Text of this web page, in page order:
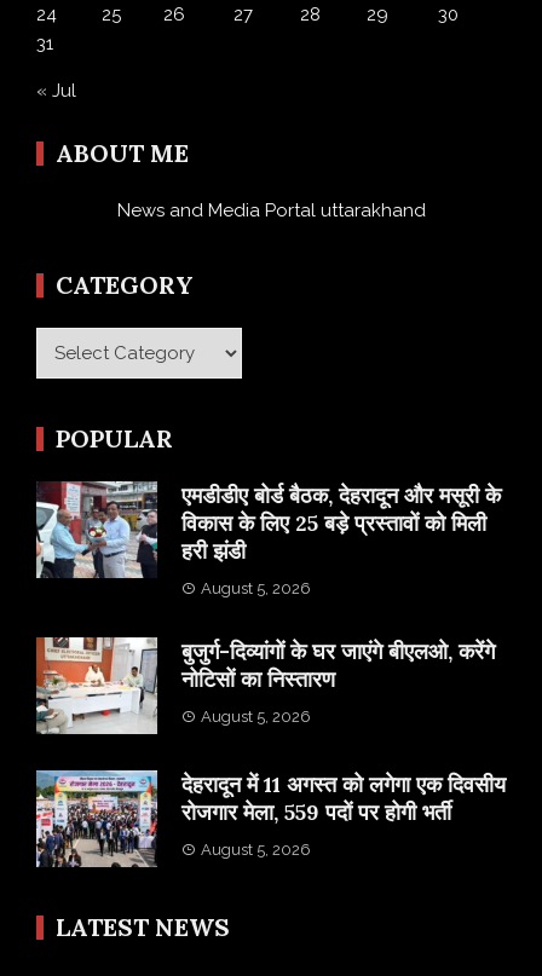
24
25 26 27 28 29
30
31
« Jul
ABOUT ME
News and Media Portal uttarakhand
CATEGORY
Category
POPULAR
एमडीडीए बोर्ड बैठक, देहरादून और मसूरी के
विकास के लिए 25 बड़े प्रस्तावों को मिली
हरी झंडी
August 5, 2026
बुजुर्ग-दिव्यांगों के घर जाएंगे बीएलओ, करेंगे
नोटिसों का निस्तारण
August 5, 2026
​देहरादून में 11 अगस्त को लगेगा एक दिवसीय
रोजगार मेला, 559 पदों पर होगी भर्ती
August 5, 2026
LATEST NEWS